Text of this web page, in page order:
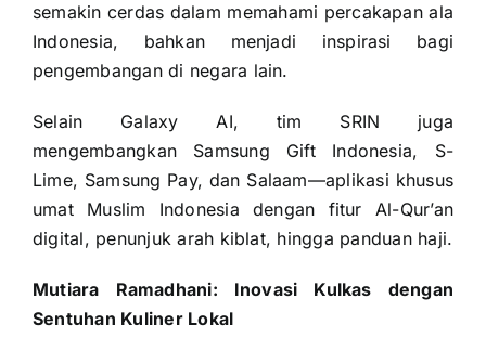
semakin cerdas dalam memahami percakapan ala
Indonesia, bahkan menjadi inspirasi bagi
pengembangan di negara lain.
Selain Galaxy AI, tim SRIN juga
mengembangkan Samsung Gift Indonesia, S-
Lime, Samsung Pay, dan Salaam—aplikasi khusus
umat Muslim Indonesia dengan fitur Al-Qur’an
digital, penunjuk arah kiblat, hingga panduan haji.
Mutiara Ramadhani: Inovasi Kulkas dengan
Sentuhan Kuliner Lokal